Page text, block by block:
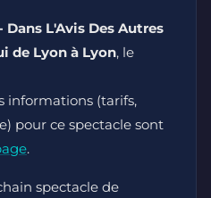
Dans L'Avis Des Autres
de Lyon à Lyon, le
informations (tarifs,
pour ce spectacle sont
.
spectacle de